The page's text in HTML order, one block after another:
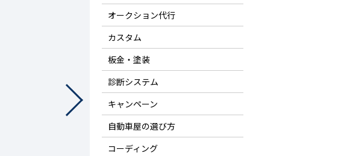
オークション代行
カスタム
板金・塗装
診断システム
キャンペーン
自動車屋の選び方
コーディング